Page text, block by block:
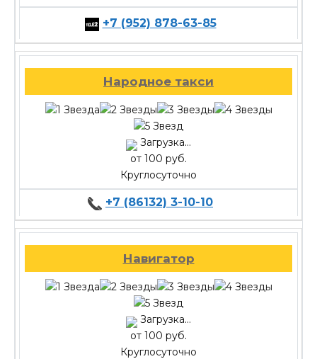
+7 (952) 878-63-85
Народное такси
Загрузка...
от 100 руб.
Круглосуточно
+7 (86132) 3-10-10
Навигатор
Загрузка...
от 100 руб.
Круглосуточно